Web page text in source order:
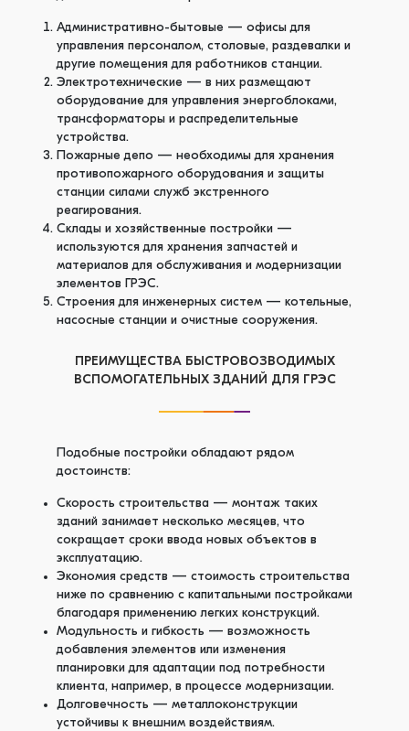
Административно-бытовые — офисы для
управления персоналом, столовые, раздевалки и
другие помещения для работников станции.
Электротехнические — в них размещают
оборудование для управления энергоблоками,
трансформаторы и распределительные
устройства.
Пожарные депо — необходимы для хранения
противопожарного оборудования и защиты
станции силами служб экстренного
реагирования.
Склады и хозяйственные постройки —
используются для хранения запчастей и
материалов для обслуживания и модернизации
элементов ГРЭС.
Строения для инженерных систем — котельные,
насосные станции и очистные сооружения.
ПРЕИМУЩЕСТВА БЫСТРОВОЗВОДИМЫХ
ВСПОМОГАТЕЛЬНЫХ ЗДАНИЙ ДЛЯ ГРЭС
Подобные постройки обладают рядом
достоинств:
Скорость строительства — монтаж таких
зданий занимает несколько месяцев, что
сокращает сроки ввода новых объектов в
эксплуатацию.
Экономия средств — стоимость строительства
ниже по сравнению с капитальными постройками
благодаря применению легких конструкций.
Модульность и гибкость — возможность
добавления элементов или изменения
планировки для адаптации под потребности
клиента, например, в процессе модернизации.
Долговечность — металлоконструкции
устойчивы к внешним воздействиям.